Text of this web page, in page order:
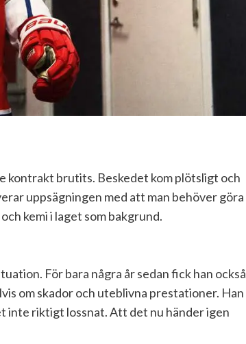
kontrakt brutits. Beskedet kom plötsligt och
uppsägningen med att man behöver göra
kemi i laget som bakgrund.
För bara några år sedan fick han också
om skador och uteblivna prestationer. Han
inte riktigt lossnat. Att det nu händer igen